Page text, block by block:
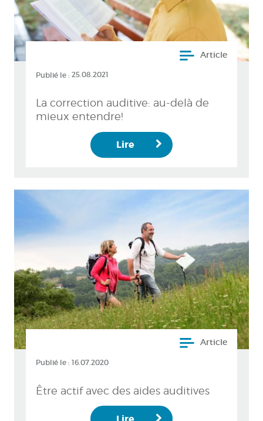
Article
Publié le : 25.08.2021
La correction auditive: au-delà de
mieux entendre!
Lire
Article
Publié le : 16.07.2020
Être actif avec des aides auditives